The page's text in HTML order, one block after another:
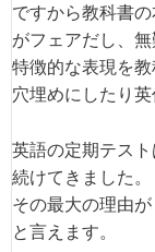
ですから教科書
がフェアだし、無
特徴的な表現を
穴埋めにしたり
英語の定期テス
続けてきました。
その最大の理由
と言えます。